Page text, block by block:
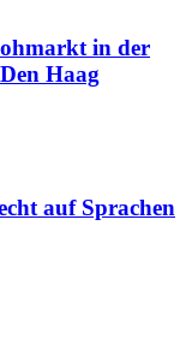
in der
Haag
auf Sprachen